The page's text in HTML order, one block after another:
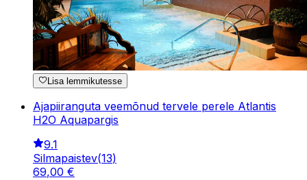
Lisa lemmikutesse
Ajapiiranguta veemõnud tervele perele Atlantis
H2O Aquapargis
9.1
Silmapaistev(13)
69,00 €